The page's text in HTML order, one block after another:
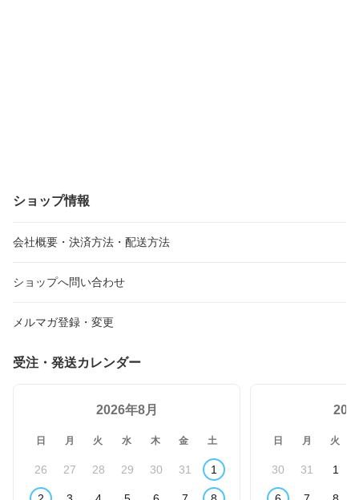
ショップ情報
会社概要・決済方法・配送方法
ショップへ問い合わせ
メルマガ登録・変更
受注・発送カレンダー
2026年8月
日 月 火 水 木 金 土
26 27 28 29 30 31 1
日 月 火
30 31 1